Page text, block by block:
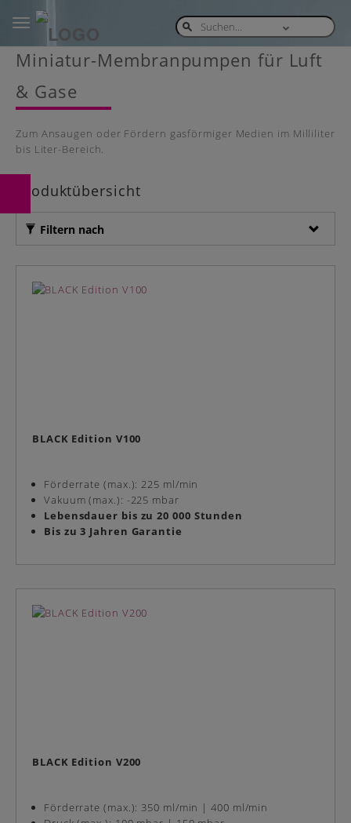
Skip
content
Toggle
navigation
Miniatur-Membranpumpen für Luft
& Gase
Zum Ansaugen oder Fördern gasförmiger Medien im Milliliter
bis Liter-Bereich.
Produktübersicht
Filtern nach
BLACK Edition V100
Förderrate (max.): 225 ml/min
Vakuum (max.): -225 mbar
Lebensdauer bis zu 20 000 Stunden
Bis zu 3 Jahren Garantie
BLACK Edition V200
Förderrate (max.): 350 ml/min | 400 ml/min